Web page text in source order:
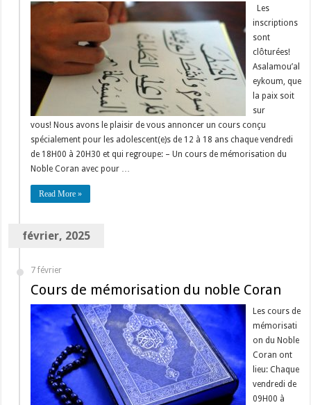
Les
inscriptions
sont
clôturées!
Asalamou’al
eykoum, que
la paix soit
sur
vous! Nous avons le plaisir de vous annoncer un cours conçu
spécialement pour les adolescent(e)s de 12 à 18 ans chaque vendredi
de 18H00 à 20H30 et qui regroupe: – Un cours de mémorisation du
Noble Coran avec pour …
Read More »
février, 2025
7 février
Cours de mémorisation du noble Coran
Les cours de
mémorisati
on du Noble
Coran ont
lieu: Chaque
vendredi de
09H00 à